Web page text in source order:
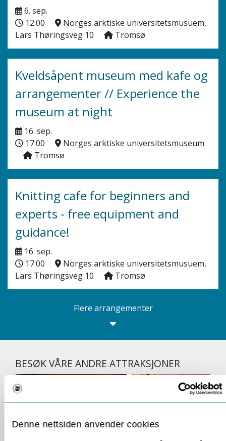
Denne nettsiden anvender cookies
6. sep.
12:00
Norges arktiske universitetsmusuem,
Lars Thøringsveg 10
Tromsø
Kveldsåpent museum med kafe og
arrangementer // Experience the
museum at night
16. sep.
17:00
Norges arktiske universitetsmuseum
Tromsø
Knitting cafe for beginners and
experts - free equipment and
guidance!
16. sep.
17:00
Norges arktiske universitetsmusuem,
Lars Thøringsveg 10
Tromsø
Flere arrangementer
BESØK VÅRE ANDRE ATTRAKSJONER